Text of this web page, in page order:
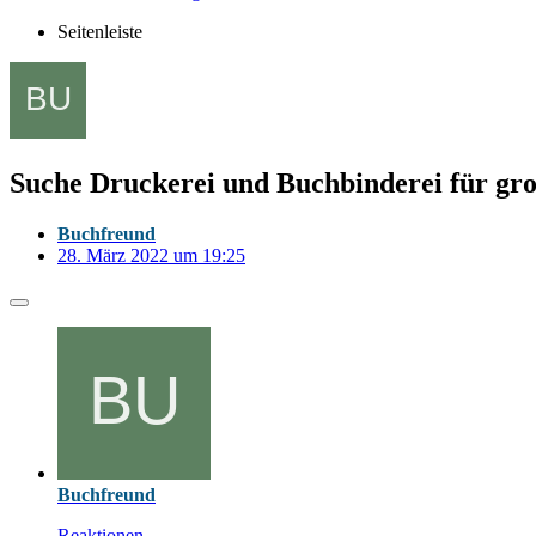
Seitenleiste
Suche Druckerei und Buchbinderei für
Buchfreund
28. März 2022 um 19:25
Buchfreund